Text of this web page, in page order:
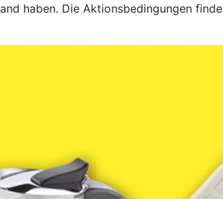
haben. Die Aktionsbedingungen